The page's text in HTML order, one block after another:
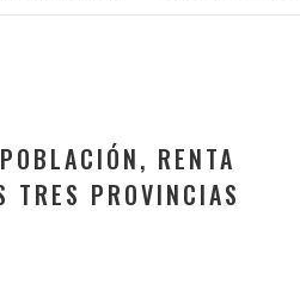
RENTA
TRES PROVINCIAS